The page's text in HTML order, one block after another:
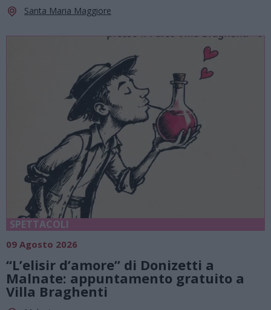
Santa Maria Maggiore
SPETTACOLI
09 Agosto 2026
“L’elisir d’amore” di Donizetti a
Malnate: appuntamento gratuito a
Villa Braghenti